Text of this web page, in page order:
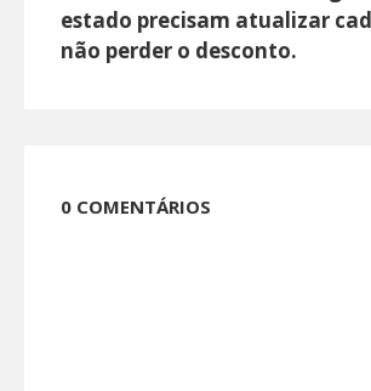
estado precisam atualizar
não perder o desconto.
0 COMENTÁRIOS